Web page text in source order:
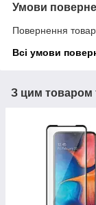
Умови
Повернення
Всі умови
З цим товаром